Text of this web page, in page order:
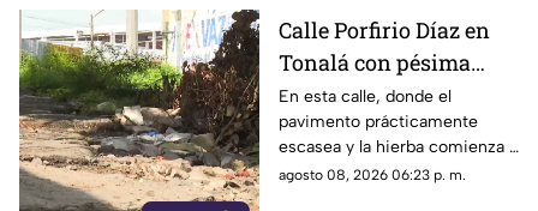
austeridad establecidos por el
partido.
Calle Porfirio Díaz en
Tonalá con pésima
vialidad y basura por
todas partes
En esta calle, donde el
pavimento prácticamente
escasea y la hierba comienza a
ganar terreno, los vecinos
agosto 08, 2026 06:23 p. m.